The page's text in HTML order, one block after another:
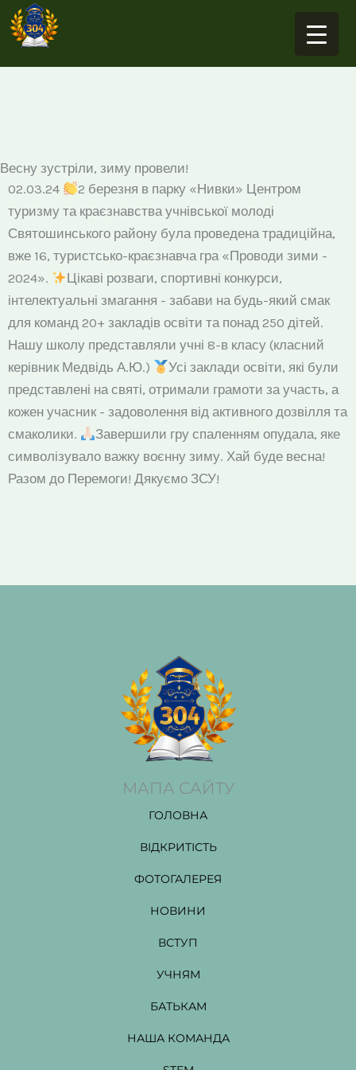
Перейти
до
Весну зустріли, зиму провели!
02.03.24
2 березня в парку «Нивки» Центром
туризму та краєзнавства учнівської молоді
Святошинського району була проведена традиційна,
вже 16, туристсько-краєзнавча гра «Проводи зими -
2024».
Цікаві розваги, спортивні конкурси,
інтелектуальні змагання - забави на будь-який смак
для команд 20+ закладів освіти та понад 250 дітей.
Нашу школу представляли учні 8-в класу (класний
керівник Медвідь А.Ю.)
Усі заклади освіти, які були
представлені на святі, отримали грамоти за участь, а
кожен учасник - задоволення від активного дозвілля та
смаколики.
Завершили гру спаленням опудала, яке
символізувало важку воєнну зиму. Хай буде весна!
Разом до Перемоги! Дякуємо ЗСУ!
МАПА САЙТУ
ГОЛОВНА
ВІДКРИТІСТЬ
ФОТОГАЛЕРЕЯ
НОВИНИ
ВСТУП
УЧНЯМ
БАТЬКАМ
НАША КОМАНДА